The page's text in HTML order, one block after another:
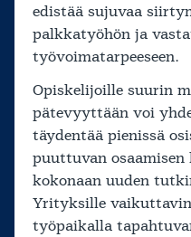
edistää sujuvaa
palkkatyöhön ja
työvoimatarpeeseen.
Opiskelijoille suurin
pätevyyttään voi
täydentää pienissä
puuttuvan
kokonaan uuden
Yrityksille
työpaikalla